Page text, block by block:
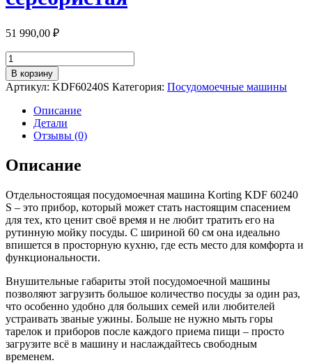
51 990,00 ₽
Количество
товара
Посудомоечная
машина
Korting
60240
S
В корзину
Артикул: KDF60240S Категория: Посудомоечные машины
Описание
Детали
Отзывы (0)
Описание
Отдельностоящая посудомоечная машина Korting KDF 60240
S – это прибор, который может стать настоящим спасением
для тех, кто ценит своё время и не любит тратить его на
рутинную мойку посуды. С шириной 60 см она идеально
впишется в просторную кухню, где есть место для комфорта и
функциональности.
Внушительные габариты этой посудомоечной машины
позволяют загрузить большое количество посуды за один раз,
что особенно удобно для больших семей или любителей
устраивать званые ужины. Больше не нужно мыть горы
тарелок и приборов после каждого приема пищи – просто
загрузите всё в машину и наслаждайтесь свободным
временем.